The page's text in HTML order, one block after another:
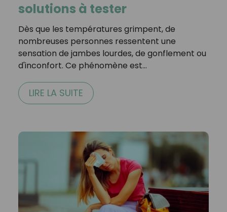
solutions à tester
Dès que les températures grimpent, de
nombreuses personnes ressentent une
sensation de jambes lourdes, de gonflement ou
d'inconfort. Ce phénomène est…
LIRE LA SUITE